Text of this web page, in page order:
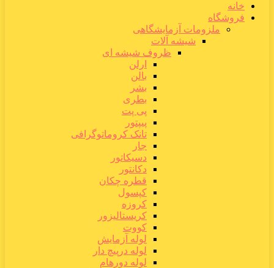
خانه
فروشگاه
ملزومات آزمایشگاهی
شیشه آلات
ظروف شیشه ای
ارلن
بالن
بشر
بطری
پی پت
پیپتور
تانک کروماتوگرافی
جار
دسیکاتور
دکانتور
قطره چکان
کپسول
کروزه
کریستالیزور
کووت
لوله آزمایش
لوله درپیچ دار
لوله دورهام